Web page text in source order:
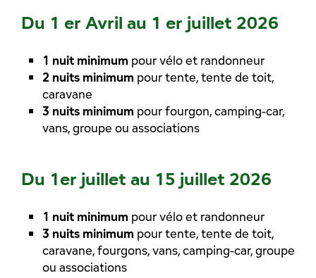
Du 1 er Avril au 1 er juillet 2026
1 nuit minimum pour vélo et randonneur
2 nuits minimum pour tente, tente de toit,
caravane
3 nuits minimum pour fourgon, camping-car,
vans, groupe ou associations
Du 1er juillet au 15 juillet 2026
1 nuit minimum pour vélo et randonneur
3 nuits minimum pour tente, tente de toit,
caravane, fourgons, vans, camping-car, groupe
ou associations